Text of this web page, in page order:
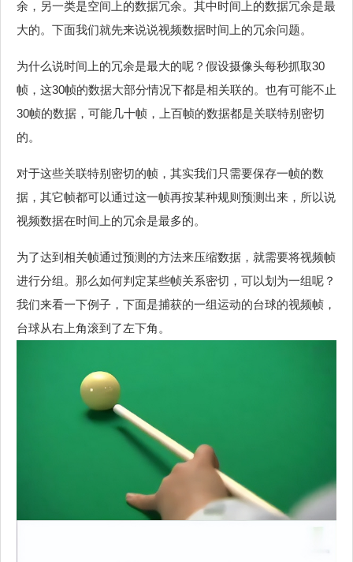
余，另一类是空间上的数据冗余。其中时间上的数据冗余是最
大的。下面我们就先来说说视频数据时间上的冗余问题。
为什么说时间上的冗余是最大的呢？假设摄像头每秒抓取30
帧，这30帧的数据大部分情况下都是相关联的。也有可能不止
30帧的数据，可能几十帧，上百帧的数据都是关联特别密切
的。
对于这些关联特别密切的帧，其实我们只需要保存一帧的数
据，其它帧都可以通过这一帧再按某种规则预测出来，所以说
视频数据在时间上的冗余是最多的。
为了达到相关帧通过预测的方法来压缩数据，就需要将视频帧
进行分组。那么如何判定某些帧关系密切，可以划为一组呢？
我们来看一下例子，下面是捕获的一组运动的台球的视频帧，
台球从右上角滚到了左下角。